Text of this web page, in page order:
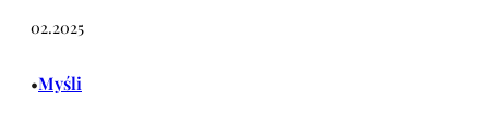
02.2025
•Myśli